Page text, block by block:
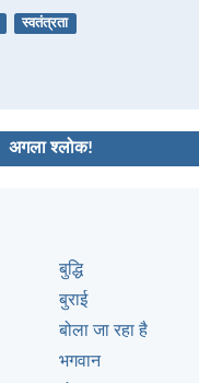
स्वतंत्रता
अगला श्लोक!
बुद्धि
बुराई
बोला जा रहा है
भगवान